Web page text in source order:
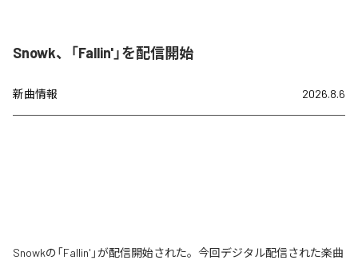
Snowk、「Fallin'」を配信開始
新曲情報 2026.8.6
Snowkの「Fallin'」が配信開始された。今回デジタル配信された楽曲